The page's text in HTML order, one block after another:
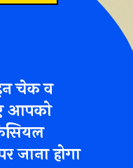
चेक व
आपको
जाना होगा